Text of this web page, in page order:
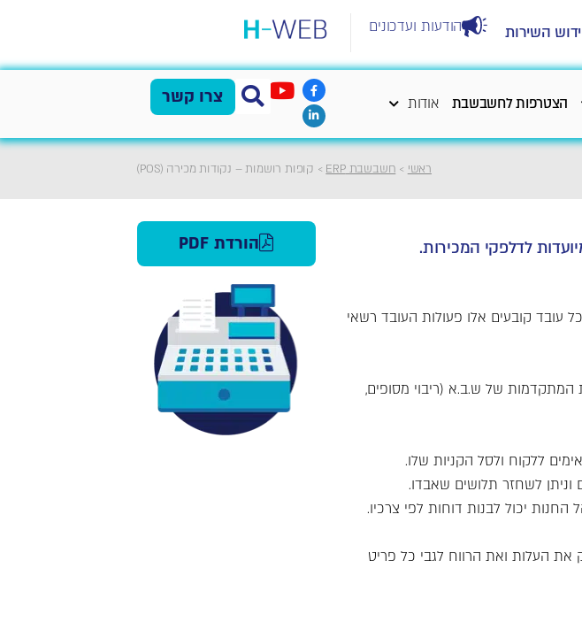
השירות הודעות ועדכונים
הצטרפות לחשבשבת אודות צרו קשר
ראשי > חשבשבת ERP > קופות רושמות – נקודות מכירה (POS)
עובד קובעים אלו פעולות העובד רשאי
המתקדמות של ש.ב.א (ריבוי מסופים,
ללקוח ולסל הקניות שלו.
וניתן לשחזר תלושים שאבדו.
יכול לבנות דוחות לפי צרכיו.
העלות ואת הרווח לגבי כל פריט
הורדת PDF